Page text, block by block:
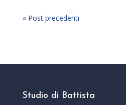
« Post precedenti
Studio di Battista